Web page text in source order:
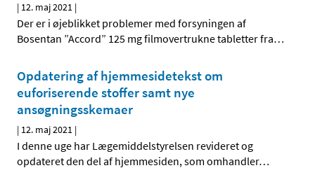
| 12. maj 2021 |
Der er i øjeblikket problemer med forsyningen af
Bosentan ”Accord” 125 mg filmovertrukne tabletter fra…
Opdatering af hjemmesidetekst om
euforiserende stoffer samt nye
ansøgningsskemaer
| 12. maj 2021 |
I denne uge har Lægemiddelstyrelsen revideret og
opdateret den del af hjemmesiden, som omhandler…